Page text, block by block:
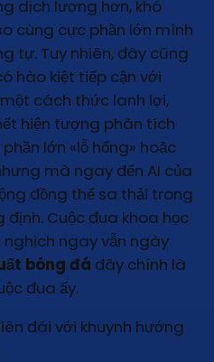
dịch lượng hơn, khó
cùng cực phần lớn mình
tự. Tuy nhiên, đây cũng
hào kiệt tiếp cận với
cách thức lanh lợi,
hiện tượng phân tích
lớn «lỗ hổng» hoặc
mà ngay đến AI của
đồng thể sa thải trong
định. Cuộc đua khoa học
ngay vẫn ngày
bóng đá đây chính là
đua ấy.
đái với khuynh hướng